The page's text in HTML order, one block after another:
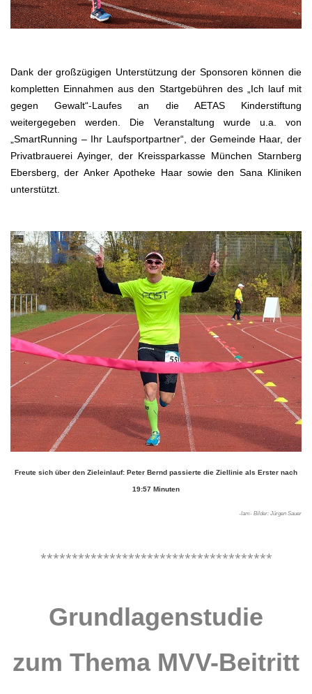
Dank der großzügigen Unterstützung der Sponsoren können die
kompletten Einnahmen aus den Startgebühren des „Ich lauf mit
gegen Gewalt“-Laufes an die AETAS Kinderstiftung
weitergegeben werden. Die Veranstaltung wurde u.a. von
„SmartRunning – Ihr Laufsportpartner“, der Gemeinde Haar, der
Privatbrauerei Ayinger, der Kreissparkasse München Starnberg
Ebersberg, der Anker Apotheke Haar sowie den Sana Kliniken
unterstützt.
Freute sich über den Zieleinlauf: Peter Bernd passierte die Ziellinie als Erster nach
19:57 Minuten
-lam- Bilder: Jürgen Sauer
*************************************
Grundlagenstudie
zum Thema MVV-Beitritt